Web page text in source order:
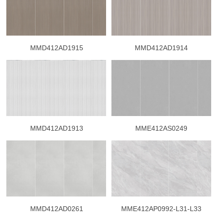
MMD412AD1915 MMD412AD1914
MMD412AD1913 MME412AS0249
MMD412AD0261 MME412AP0992-L31-L33